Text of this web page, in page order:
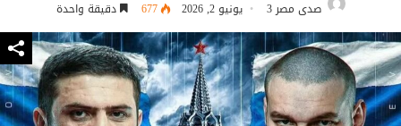
صدى مصر 3 يونيو 2, 2026 677 دقيقة واحدة